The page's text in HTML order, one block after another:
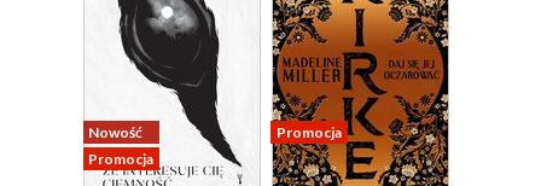
Nowość
Promocja
Promocja